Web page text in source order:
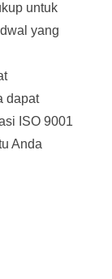
untuk
yang
dapat
ISO 9001
Anda